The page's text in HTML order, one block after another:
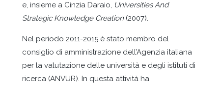
e, insieme a Cinzia Daraio, Universities And
Strategic Knowledge Creation(2007).
Nel periodo 2011-2015 è stato membro del
consiglio di amministrazione dell’Agenzia italiana
per la valutazione delle università e degli istituti di
ricerca (ANVUR). In questa attività ha